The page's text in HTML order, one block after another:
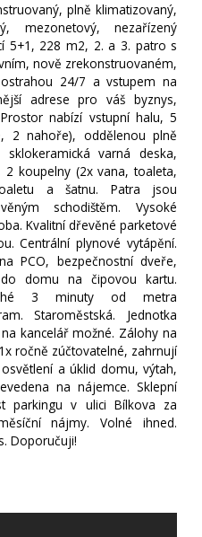
plně klimatizovaný,
mezonetový, nezařízený
5+1, 228 m2, 2. a 3. patro s
nově zrekonstruovaném,
24/7 a vstupem na
adrese pro váš byznys,
nabízí vstupní halu, 5
2 nahoře), oddělenou plně
varná deska,
2 koupelny (2x vana, toaleta,
a šatnu. Patra jsou
schodištěm. Vysoké
Kvalitní dřevěné parketové
Centrální plynové vytápění.
PCO, bezpečnostní dveře,
domu na čipovou kartu.
3 minuty od metra
Staroměstská. Jednotka
kancelář možné. Zálohy na
ročně zúčtovatelné, zahrnují
a úklid domu, výtah,
na nájemce. Sklepní
parkingu v ulici Bílkova za
nájmy. Volné ihned.
Doporučuji!